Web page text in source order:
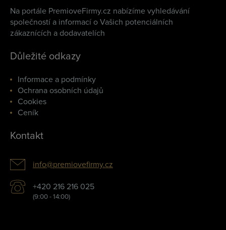
Na portále PremioveFirmy.cz nabízíme vyhledávání
společností a informací o Vašich potenciálních
zákaznících a dodavatelích
Důležité odkazy
Informace a podmínky
Ochrana osobních údajů
Cookies
Ceník
Kontakt
info@premiovefirmy.cz
+420 216 216 025
(9:00 - 14:00)